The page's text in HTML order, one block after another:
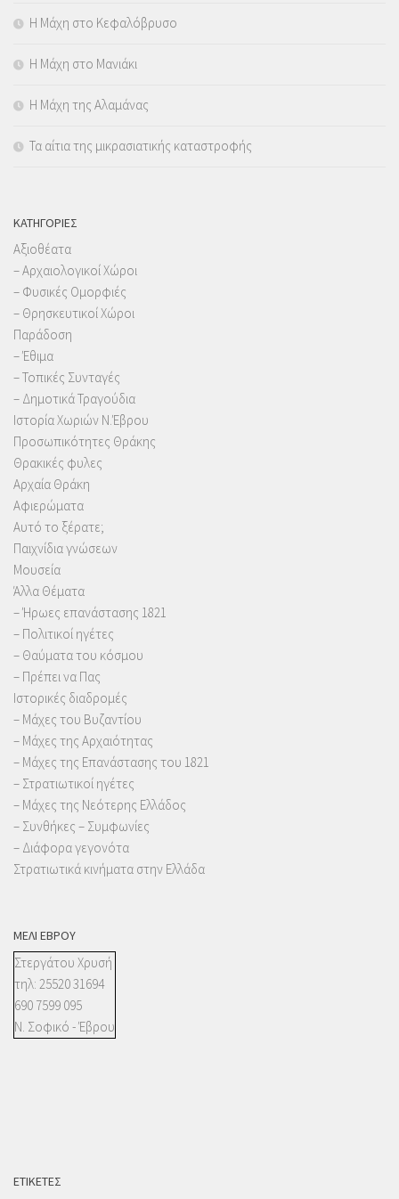
Η Μάχη στο Κεφαλόβρυσο
Η Μάχη στο Μανιάκι
Η Μάχη της Αλαμάνας
Τα αίτια της μικρασιατικής καταστροφής
KΑΤΗΓΟΡΊΕΣ
Αξιοθέατα
– Αρχαιολογικοί Χώροι
– Φυσικές Ομορφιές
– Θρησκευτικοί Χώροι
Παράδοση
– Έθιμα
– Τοπικές Συνταγές
– Δημοτικά Τραγούδια
Ιστορία Χωριών Ν.Έβρου
Προσωπικότητες Θράκης
Θρακικές φυλες
Αρχαία Θράκη
Αφιερώματα
Αυτό το ξέρατε;
Παιχνίδια γνώσεων
Μουσεία
Άλλα Θέματα
– Ήρωες επανάστασης 1821
– Πολιτικοί ηγέτες
– Θαύματα του κόσμου
– Πρέπει να Πας
Ιστορικές διαδρομές
– Μάχες του Βυζαντίου
– Μάχες της Αρχαιότητας
– Μάχες της Επανάστασης του 1821
– Στρατιωτικοί ηγέτες
– Μάχες της Νεότερης Ελλάδος
– Συνθήκες – Συμφωνίες
– Διάφορα γεγονότα
Στρατιωτικά κινήματα στην Ελλάδα
ΜΈΛΙ ΈΒΡΟΥ
Στεργάτου Χρυσή
τηλ: 25520 31694
690 7599 095
Ν. Σοφικό - Έβρου
ΕΤΙΚΈΤΕΣ